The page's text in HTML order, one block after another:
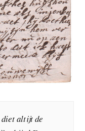
altijt de